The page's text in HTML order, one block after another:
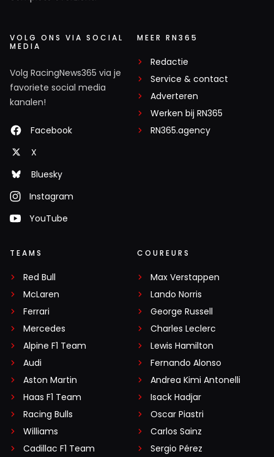
VOLG ONS VIA SOCIAL
MEDIA
Volg RacingNews365 via je
favoriete social media
kanalen!
Facebook
X
Bluesky
Instagram
YouTube
MEER RN365
Redactie
Service & contact
Adverteren
Werken bij RN365
RN365.agency
TEAMS
Red Bull
McLaren
Ferrari
Mercedes
Alpine F1 Team
Audi
Aston Martin
Haas F1 Team
Racing Bulls
Williams
Cadillac F1 Team
COUREURS
Max Verstappen
Lando Norris
George Russell
Charles Leclerc
Lewis Hamilton
Fernando Alonso
Andrea Kimi Antonelli
Isack Hadjar
Oscar Piastri
Carlos Sainz
Sergio Pérez